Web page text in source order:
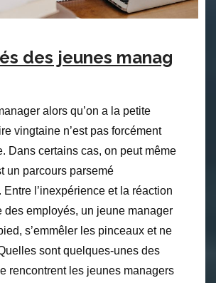
des jeunes manag
alors qu’on a la petite
vingtaine n’est pas forcément
Dans certains cas, on peut même
un parcours parsemé
Entre l’inexpérience et la réaction
des employés, un jeune manager
s’emmêler les pinceaux et ne
sont quelques-unes des
rencontrent les jeunes managers